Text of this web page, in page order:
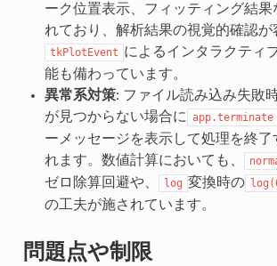
ーク位置表示、フィッティング結果
れており、解析結果の視覚的確認が
tkPlotEvent によるインタラクティ
能も備わっています。
異常系対策: ファイル読み込み失敗
が見つからない場合に app.terminate
ーメッセージを表示して処理を終了
れます。数値計算においても、
ゼロ除算回避や、
log 変換時の
の工夫が施されています。
問題点や制限